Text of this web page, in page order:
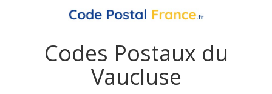
Codes Postaux du
Vaucluse